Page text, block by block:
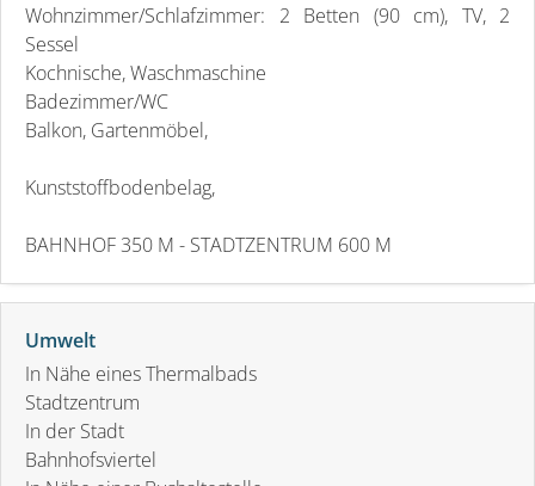
Wohnzimmer/Schlafzimmer: 2 Betten (90 cm), TV, 2
Sessel
Kochnische, Waschmaschine
Badezimmer/WC
Balkon, Gartenmöbel,
Kunststoffbodenbelag,
BAHNHOF 350 M - STADTZENTRUM 600 M
Umwelt
In Nähe eines Thermalbads
Stadtzentrum
In der Stadt
Bahnhofsviertel